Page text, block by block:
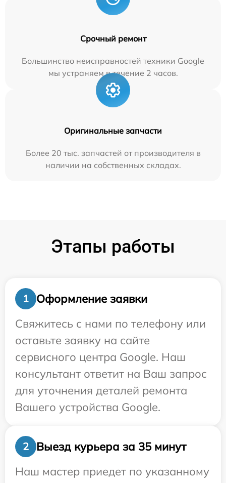
Срочный ремонт
Большинство неисправностей техники Google
мы устраняем в течение 2 часов.
Оригинальные запчасти
Более 20 тыс. запчастей от производителя в
наличии на собственных складах.
Этапы работы
1
Оформление заявки
Свяжитесь с нами по телефону или
оставьте заявку на сайте
сервисного центра Google. Наш
консультант ответит на Ваш запрос
для уточнения деталей ремонта
Вашего устройства Google.
2
Выезд курьера за 35 минут
Наш мастер приедет по указанному